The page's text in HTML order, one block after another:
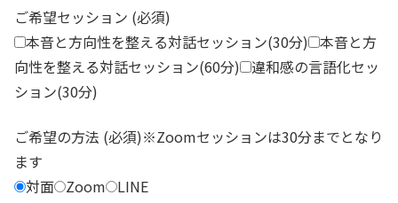
ご希望セッション (必須)
本音と方向性を整える対話セッション(30分) 本音と方
向性を整える対話セッション(60分) 違和感の言語化セッ
ション(30分)
ご希望の方法 (必須)※Zoomセッションは30分までとなり
ます
対面 Zoom LINE